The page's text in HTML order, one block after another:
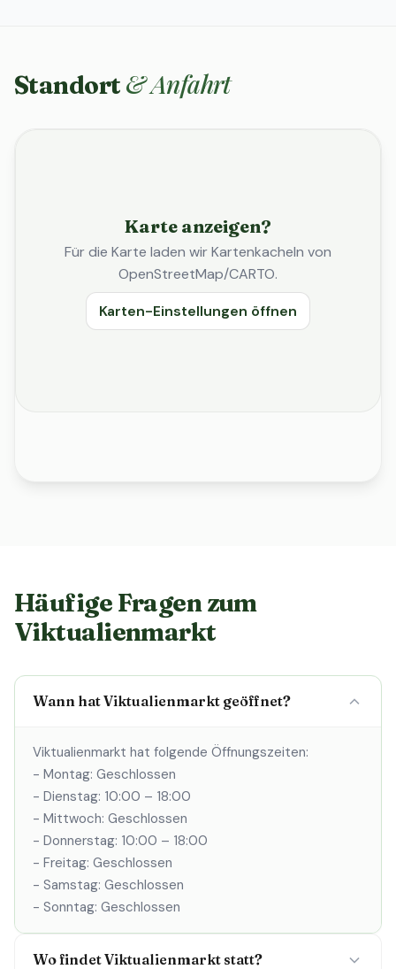
Standort & Anfahrt
Karte anzeigen?
Für die Karte laden wir Kartenkacheln von
OpenStreetMap/CARTO.
Karten-Einstellungen öffnen
Häufige Fragen zum
Viktualienmarkt
Wann hat Viktualienmarkt geöffnet?
Viktualienmarkt hat folgende Öffnungszeiten:
- Montag: Geschlossen
- Dienstag: 10:00 – 18:00
- Mittwoch: Geschlossen
- Donnerstag: 10:00 – 18:00
- Freitag: Geschlossen
- Samstag: Geschlossen
- Sonntag: Geschlossen
Wo findet Viktualienmarkt statt?